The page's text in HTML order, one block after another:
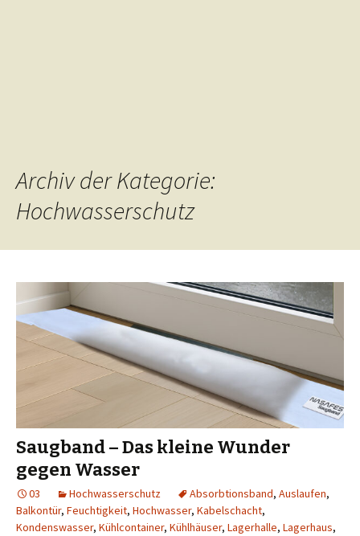
Archiv der Kategorie:
Hochwasserschutz
Saugband – Das kleine Wunder
gegen Wasser
03 Hochwasserschutz Absorbtionsband, Auslaufen,
Balkontür, Feuchtigkeit, Hochwasser, Kabelschacht,
Kondenswasser, Kühlcontainer, Kühlhäuser, Lagerhalle, Lagerhaus,